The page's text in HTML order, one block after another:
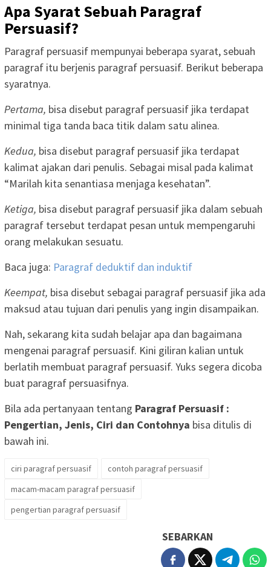
Apa Syarat Sebuah Paragraf
Persuasif?
Paragraf persuasif mempunyai beberapa syarat, sebuah
paragraf itu berjenis paragraf persuasif. Berikut beberapa
syaratnya.
Pertama, bisa disebut paragraf persuasif jika terdapat
minimal tiga tanda baca titik dalam satu alinea.
Kedua, bisa disebut paragraf persuasif jika terdapat
kalimat ajakan dari penulis. Sebagai misal pada kalimat
“Marilah kita senantiasa menjaga kesehatan”.
Ketiga, bisa disebut paragraf persuasif jika dalam sebuah
paragraf tersebut terdapat pesan untuk mempengaruhi
orang melakukan sesuatu.
Baca juga: Paragraf deduktif dan induktif
Keempat, bisa disebut sebagai paragraf persuasif jika ada
maksud atau tujuan dari penulis yang ingin disampaikan.
Nah, sekarang kita sudah belajar apa dan bagaimana
mengenai paragraf persuasif. Kini giliran kalian untuk
berlatih membuat paragraf persuasif. Yuks segera dicoba
buat paragraf persuasifnya.
Bila ada pertanyaan tentang Paragraf Persuasif :
Pengertian, Jenis, Ciri dan Contohnya bisa ditulis di
bawah ini.
ciri paragraf persuasif
contoh paragraf persuasif
macam-macam paragraf persuasif
pengertian paragraf persuasif
SEBARKAN